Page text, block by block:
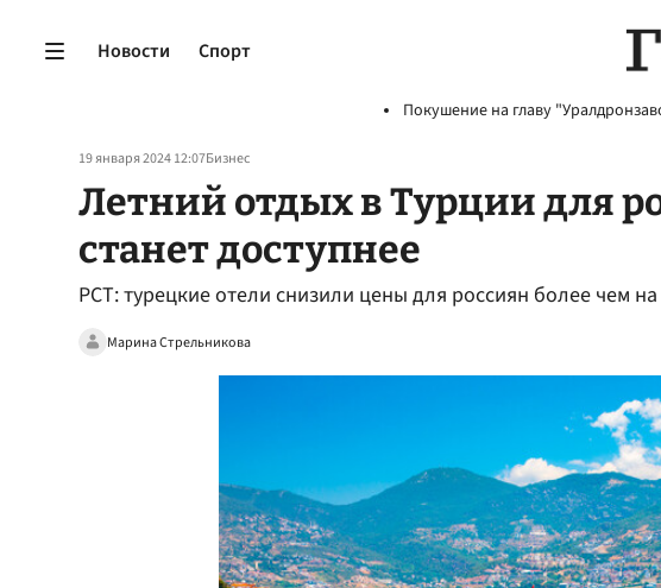
Новости Спорт
Покушение на главу
19 января 2024 12:07Бизнес
Летний отдых в Турции для
станет доступнее
РСТ: турецкие отели снизили цены для россиян более чем
Марина Стрельникова